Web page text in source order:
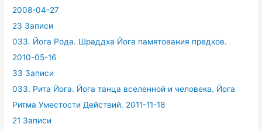
2008-04-27
23 Записи
033. Йога Рода. Шраддха Йога памятования предков.
2010-05-16
33 Записи
033. Рита Йога. Йога танца вселенной и человека. Йога
Ритма Уместости Действий. 2011-11-18
21 Записи